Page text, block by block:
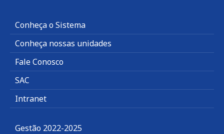
Conheça o Sistema
Conheça nossas unidades
Fale Conosco
SAC
Intranet
Gestão 2022-2025